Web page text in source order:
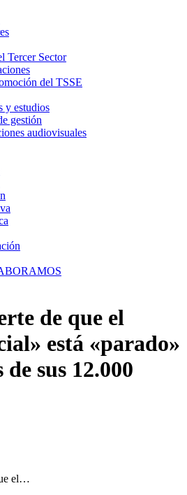
Tercer Sector
del TSSE
y estudios
gestión
audiovisuales
de que el
está «parado»
sus 12.000
el…